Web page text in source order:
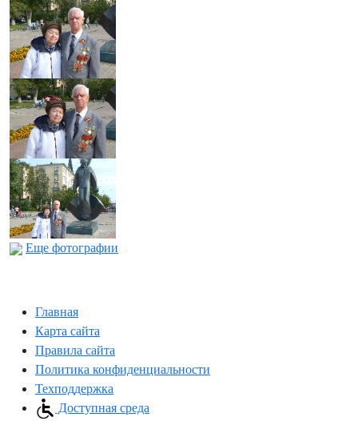
Еще фотографии
Главная
Карта сайта
Правила сайта
Политика конфиденциальности
Техподдержка
Доступная среда